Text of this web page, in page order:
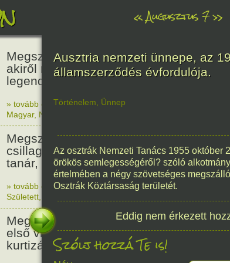
«Augusztus 7»
Megszületett Báthori Erzsébet,
akiről rémséges és kegyetlen
legendák éltek.
» tovább olvasom|Nincs hozzászólás, szólj hozzá!
Magyar, Nő
Megszületett Kondor Gusztáv
csillagász, matematikus, egyetemi
tanár, akadémikus.
» tovább olvasom|Nincs hozzászólás, szólj hozzá!
Született
Megszületett Mata Hari, a híres
első világháborús táncosnő,
kurtizán és kém.
Ausztria nemzeti ünnepe, az
államszerződés évfordulója.
Történelem Ünnep
Az osztrák Nemzeti Tanács 1955 október
örökös semlegességéről? szóló
értelmében a négy szövetséges
Osztrák Köztársaság területét.
Eddig nem érkezett
Szólj hozzá Te is!